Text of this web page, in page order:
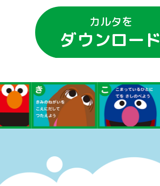
カルタを
ダウンロード